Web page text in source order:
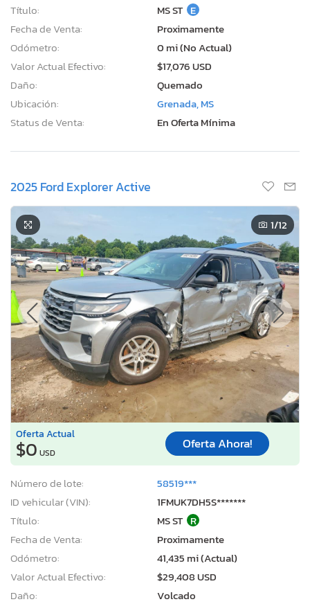
Título:
MS ST E
Fecha de Venta:
Proximamente
Odómetro:
0 mi (No Actual)
Valor Actual Efectivo:
$17,076 USD
Daño:
Quemado
Ubicación:
Grenada, MS
Status de Venta:
En Oferta Mínima
2025 Ford Explorer Active
1/12
Oferta Actual
$0 USD
Oferta Ahora!
Número de lote:
58519***
ID vehicular (VIN):
1FMUK7DH5S*******
Título:
MS ST R
Fecha de Venta:
Proximamente
Odómetro:
41,435 mi (Actual)
Valor Actual Efectivo:
$29,408 USD
Daño:
Volcado